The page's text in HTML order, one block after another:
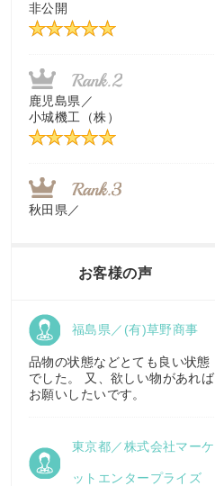
近江商事合同会社：「茨城中古
農建機販売」
ガワ農機商会）
東京都／
株式会社マーケットエンタープ
ライズ
秋田県／
TMKトレーディング株式会社
非公開
鹿児島県／
小城機工（株）
秋田県／
香川県／
農機リンクス
株式会社キリノ
お客様の声
福島県／(有)草野商事
品物の状態などとても良い状態
でした。 又、欲しい物があれば
お願いしたいです。
東京都／株式会社マーケ
ットエンタープライズ